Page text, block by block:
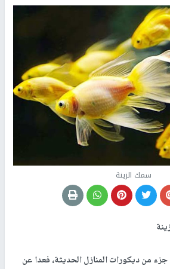
سمك الزينة
من ديكورات المنازل الحديثة، فعدا عن